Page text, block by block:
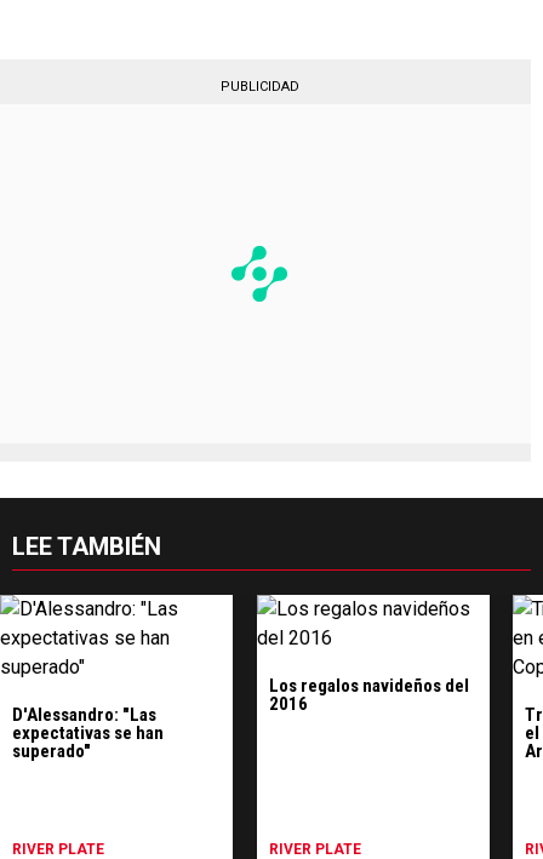
PUBLICIDAD
LEE TAMBIÉN
D'Alessandro: "Las
expectativas se han
superado"
RIVER PLATE
Los regalos navideños del
2016
RIVER PLATE
el